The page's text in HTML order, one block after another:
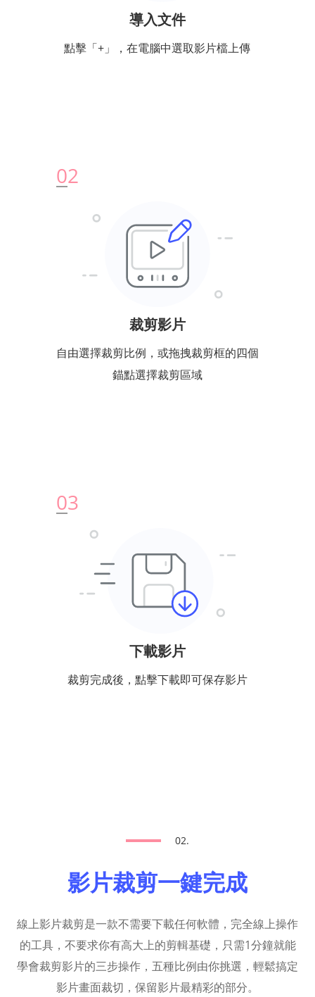
導入文件
點擊「+」，在電腦中選取影片檔上傳
02
裁剪影片
自由選擇裁剪比例，或拖拽裁剪框的四個
錨點選擇裁剪區域
03
下載影片
裁剪完成後，點擊下載即可保存影片
02.
影片裁剪一鍵完成
線上影片裁剪是一款不需要下載任何軟體，完全線上操作
的工具，不要求你有高大上的剪輯基礎，只需1分鐘就能
學會裁剪影片的三步操作，五種比例由你挑選，輕鬆搞定
影片畫面裁切，保留影片最精彩的部分。